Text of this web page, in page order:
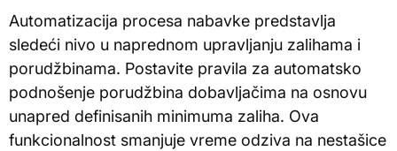
Automatizacija procesa nabavke predstavlja
sledeći nivo u naprednom upravljanju zalihama i
porudžbinama. Postavite pravila za automatsko
podnošenje porudžbina dobavljačima na osnovu
unapred definisanih minimuma zaliha. Ova
funkcionalnost smanjuje vreme odziva na nestašice